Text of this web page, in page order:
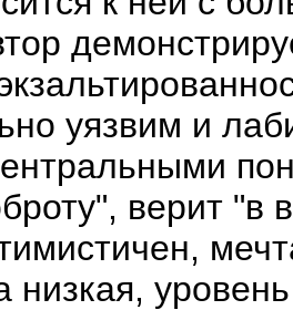
уязвим и
верит
низкая,